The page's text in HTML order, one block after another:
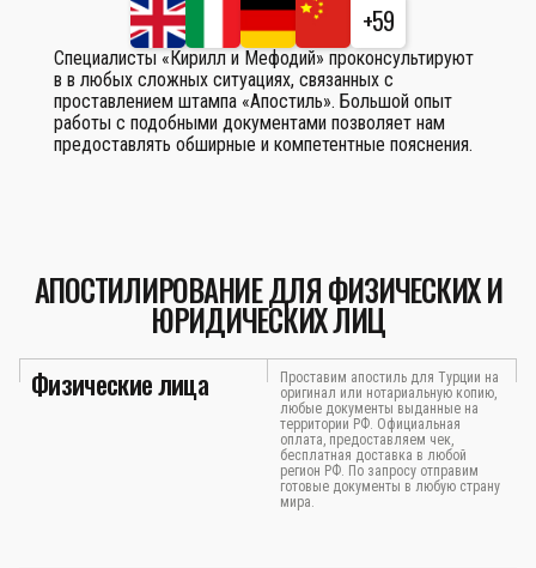
+59
Специалисты «Кирилл и Мефодий» проконсультируют
в в любых сложных ситуациях, связанных с
проставлением штампа «Апостиль». Большой опыт
работы с подобными документами позволяет нам
предоставлять обширные и компетентные пояснения.
АПОСТИЛИРОВАНИЕ ДЛЯ ФИЗИЧЕСКИХ И
ЮРИДИЧЕСКИХ ЛИЦ
Физические лица
Проставим апостиль для Турции на
оригинал или нотариальную копию,
любые документы выданные на
территории РФ. Официальная
оплата, предоставляем чек,
бесплатная доставка в любой
регион РФ. По запросу отправим
готовые документы в любую страну
мира.